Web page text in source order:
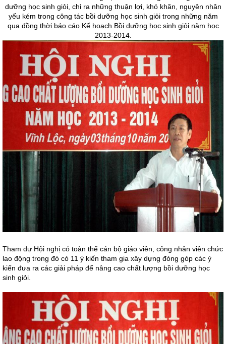
dưỡng học sinh giỏi, chỉ ra những thuận lợi, khó khăn, nguyên nhân
yếu kém trong công tác bồi dưỡng học sinh giỏi trong những năm
qua đồng thời báo cáo Kế hoạch Bồi dưỡng học sinh giỏi năm học
2013-2014.
Tham dự Hội nghị có toàn thế cán bộ giáo viên, công nhân viên chức
lao động trong đó có 11 ý kiến tham gia xây dựng đóng góp các ý
kiến đưa ra các giải pháp để nâng cao chất lượng bồi dưỡng học
sinh giỏi.